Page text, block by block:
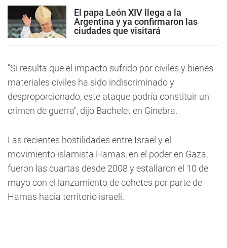
El papa León XIV llega a la
Argentina y ya confirmaron las
ciudades que visitará
"Si resulta que el impacto sufrido por civiles y bienes
materiales civiles ha sido indiscriminado y
desproporcionado, este ataque podría constituir un
crimen de guerra", dijo Bachelet en Ginebra.
Las recientes hostilidades entre Israel y el
movimiento islamista Hamas, en el poder en Gaza,
fueron las cuartas desde 2008 y estallaron el 10 de
mayo con el lanzamiento de cohetes por parte de
Hamas hacia territorio israelí.